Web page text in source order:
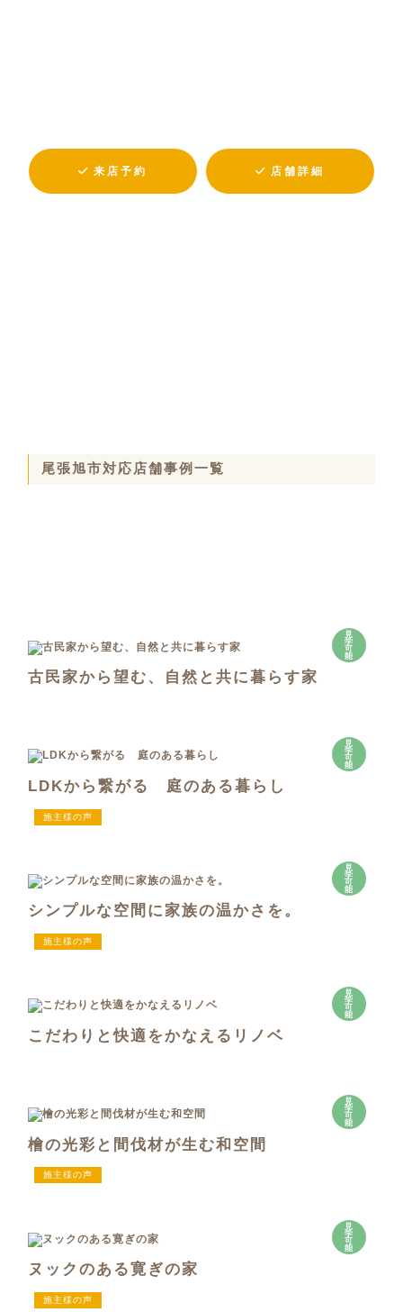
来店予約 店舗詳細
尾張旭市対応店舗事例一覧
見
学
可
能
古民家から望む、自然と共に暮らす家
見
学
可
能
LDKから繋がる 庭のある暮らし
施主様の声
見
学
可
能
シンプルな空間に家族の温かさを。
施主様の声
見
学
可
能
こだわりと快適をかなえるリノベ
見
学
可
能
檜の光彩と間伐材が生む和空間
施主様の声
見
学
可
能
ヌックのある寛ぎの家
施主様の声